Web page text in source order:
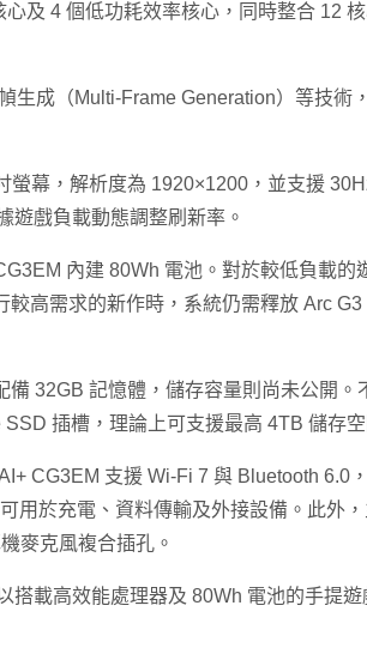
及 4 個低功耗效率核心，同時整合 12
生成（Multi-Frame Generation）等技術
螢幕，解析度為 1920×1200，並支援
遊戲負載動態調整刷新率。
內建 80Wh 電池。對於較低負載的
較高需求的新作時，系統仍需釋放 Arc
備 32GB 記憶體，儲存容量則尚未公開。
插槽，理論上可支援最高 4TB 儲存空
CG3EM 支援 Wi-Fi 7 與 Bluetooth 6.0
用於充電、資料傳輸及外接設備。此外
麥克風複合插孔。
搭載高效能處理器及 80Wh 電池的手提